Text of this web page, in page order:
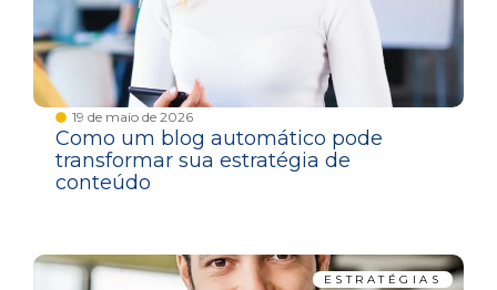
19 de maio de 2026
Como um blog automático pode
transformar sua estratégia de
conteúdo
ESTRATÉGIAS